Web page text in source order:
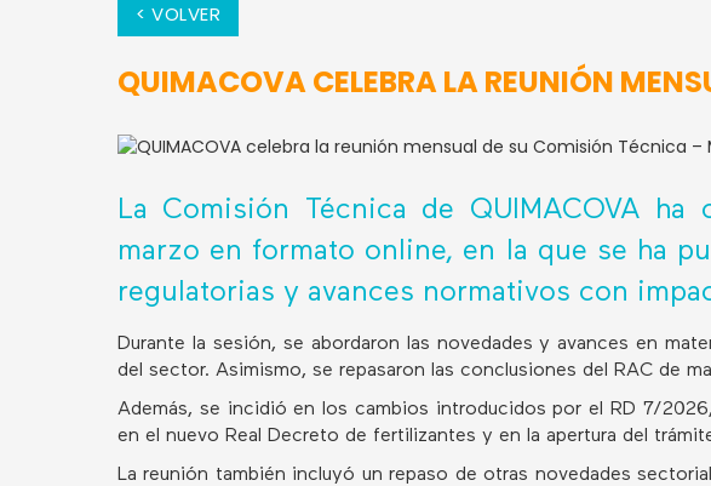
< VOLVER
QUIMACOVA CELEBRA LA REUNIÓN
La Comisión Técnica de QUIMACOVA
marzo en formato online, en la que se ha
regulatorias y avances normativos con
Durante la sesión, se abordaron las novedades y avances en
del sector. Asimismo, se repasaron las conclusiones del RAC de
Además, se incidió en los cambios introducidos por el RD 7/
en el nuevo Real Decreto de fertilizantes y en la apertura del
La reunión también incluyó un repaso de otras novedades